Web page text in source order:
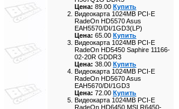
Цена: 89.00 Купить
Видеокарта 1024MB PCI-E
RadeOn HD5570 Asus
EAH5570/DI/1GD3(LP)
Цена: 65.00 Купить
Видеокарта 1024MB PCI-E
RadeOn HD5450 Saphire 11166-
02-20R GDDR3
Цена: 38.00 Купить
Видеокарта 1024MB PCI-E
RadeOn HD5670 Asus
EAH5670/DI/1GD3
Цена: 72.00 Купить
Видеокарта 1024MB PCI-E
RadeOn HD6450 MSI R6450-